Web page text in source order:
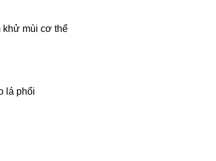
khử mùi cơ thể
lá phổi